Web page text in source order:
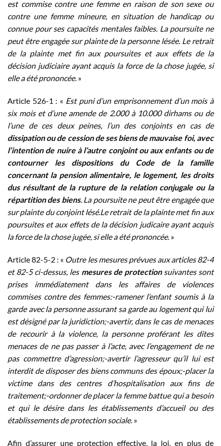
est commise contre une femme en raison de son sexe ou
contre une femme mineure, en situation de handicap ou
connue pour ses capacités mentales faibles. La poursuite ne
peut être engagée sur plainte de la personne lésée. Le retrait
de la plainte met fin aux poursuites et aux effets de la
décision judiciaire ayant acquis la force de la chose jugée, si
elle a été prononcée. »
Article 526-1 : « Est puni d’un emprisonnement d’un mois à
six mois et d’une amende de 2.000 à 10.000 dirhams ou de
l’une de ces deux peines, l’un des conjoints en cas de
dissipation ou de cession de ses biens de mauvaise foi, avec
l’intention de nuire à l’autre conjoint ou aux enfants ou de
contourner les dispositions du Code de la famille
concernant la pension alimentaire, le logement, les droits
dus résultant de la rupture de la relation conjugale ou la
répartition des biens. La poursuite ne peut être engagée que
sur plainte du conjoint lésé.Le retrait de la plainte met fin aux
poursuites et aux effets de la décision judicaire ayant acquis
la force de la chose jugée, si elle a été prononcée. »
Article 82-5-2 : « Outre les mesures prévues aux articles 82-4
et 82-5 ci-dessus, les mesures de protectionsuivantes sont
prises immédiatement dans les affaires de violences
commises contre des femmes:-ramener l’enfant soumis à la
garde avec la personne assurant sa garde au logement qui lui
est désigné par la juridiction;-avertir, dans le cas de menaces
de recourir à la violence, la personne proférant les dites
menaces de ne pas passer à l’acte, avec l’engagement de ne
pas commettre d’agression;-avertir l’agresseur qu’il lui est
interdit de disposer des biens communs des époux;-placer la
victime dans des centres d’hospitalisation aux fins de
traitement;-ordonner de placer la femme battue qui a besoin
et qui le désire dans les établissements d’accueil ou des
établissements de protection sociale. »
Afin d’assurer une protection effective, la loi, en plus de